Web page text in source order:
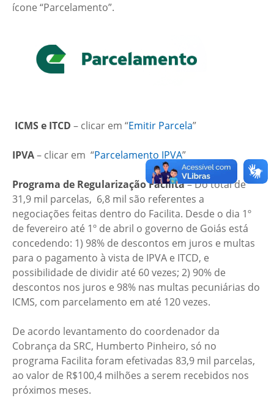
ícone “Parcelamento”.
ICMS e ITCD – clicar em “Emitir Parcela”
IPVA– clicar em “Parcelamento IPVA”
Programa de Regularização Facilita– Do total de
31,9 mil parcelas, 6,8 mil são referentes a
negociações feitas dentro do Facilita. Desde o dia 1º
de fevereiro até 1º de abril o governo de Goiás está
concedendo: 1) 98% de descontos em juros e multas
para o pagamento à vista de IPVA e ITCD, e
possibilidade de dividir até 60 vezes; 2) 90% de
descontos nos juros e 98% nas multas pecuniárias do
ICMS, com parcelamento em até 120 vezes.
De acordo levantamento do coordenador da
Cobrança da SRC, Humberto Pinheiro, só no
programa Facilita foram efetivadas 83,9 mil parcelas,
ao valor de R$100,4 milhões a serem recebidos nos
próximos meses.